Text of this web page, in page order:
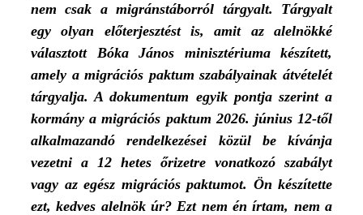
nem csak a migránstáborról tárgyalt. Tárgyalt
egy olyan előterjesztést is, amit az alelnökké
választott Bóka János minisztériuma készített,
amely a migrációs paktum szabályainak átvételét
tárgyalja. A dokumentum egyik pontja szerint a
kormány a migrációs paktum 2026. június 12-től
alkalmazandó rendelkezései közül be kívánja
vezetni a 12 hetes őrizetre vonatkozó szabályt
vagy az egész migrációs paktumot. Ön készítette
ezt, kedves alelnök úr? Ezt nem én írtam, nem a